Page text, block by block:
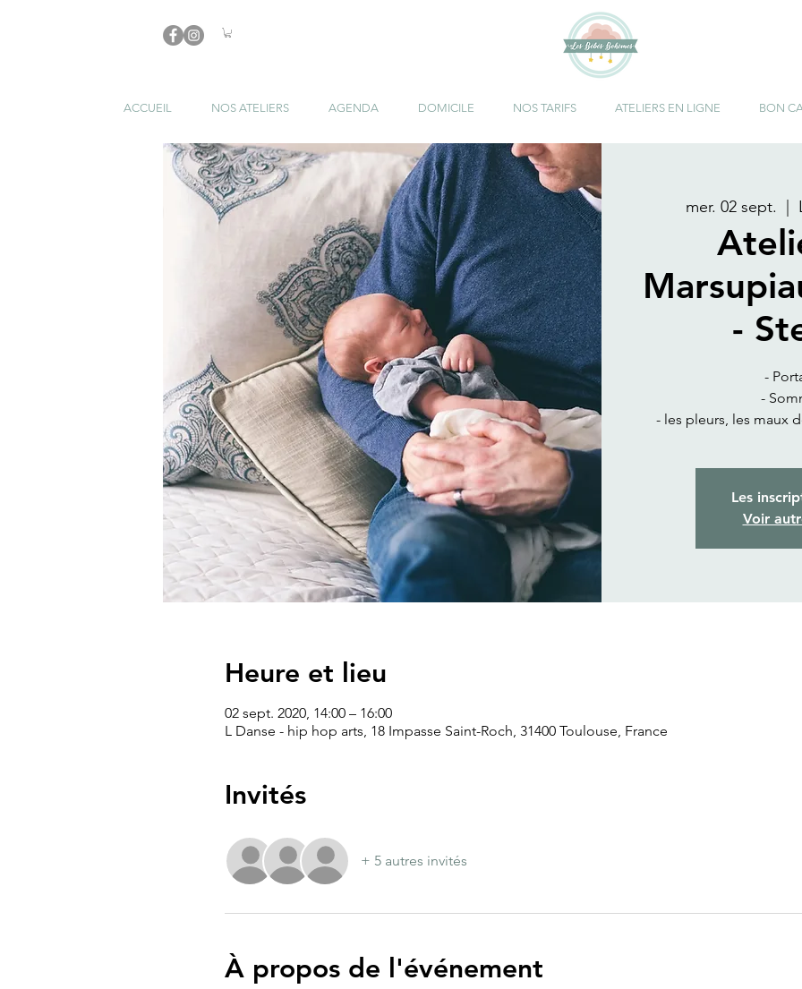
ACCUEIL NOS ATELIERS AGENDA DOMICILE NOS TARIFS ATELIERS EN LIGNE BON
mer. 02 sept.
-
-
-
- les pleurs, les maux
Les
Voir
Heure et lieu
02 sept. 2020, 14:00 – 16:00
L Danse - hip hop arts, 18 Impasse Saint-Roch, 31400 Toulouse, France
Invités
+ 5 autres invités
À propos de l'événement